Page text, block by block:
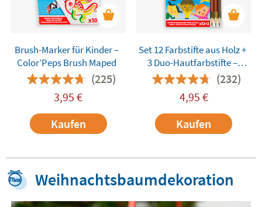
Brush-Marker für Kinder –
Color’Peps Brush Maped
(225)
3,95 €
Kaufen
Set 12 Farbstifte aus Holz +
3 Duo-Hautfarbstifte –
Color’Peps Maped(232)
4,95 €
Kaufen
Weihnachtsbaumdekoration